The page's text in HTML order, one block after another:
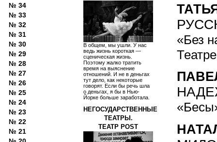
В общем, мы ушли. У нас
ведь жизнь короткая —
сценическая жизнь.
Поэтому жалко тратить
время на выяснение
отношений. И не в деньгах
тут дело, как некоторые
говорят. Если бы речь шла
о деньгах, я бы в Нью-
Йорке больше заработала.
НЕГОСУДАРСТВЕННЫЕ
ТЕАТРЫ.
ТЕАТР POST
«Без
№ 34
№ 33
№ 32
№ 31
№ 30
№ 29
№ 28
№ 27
№ 26
№ 25
№ 24
№ 23
№ 22
№ 21